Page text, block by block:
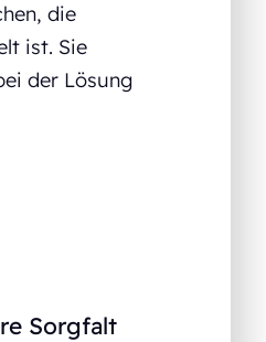
die
ist. Sie
der Lösung
Sorgfalt